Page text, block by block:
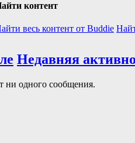
контент
весь контент от Buddie
Недавняя
ни одного сообщения.